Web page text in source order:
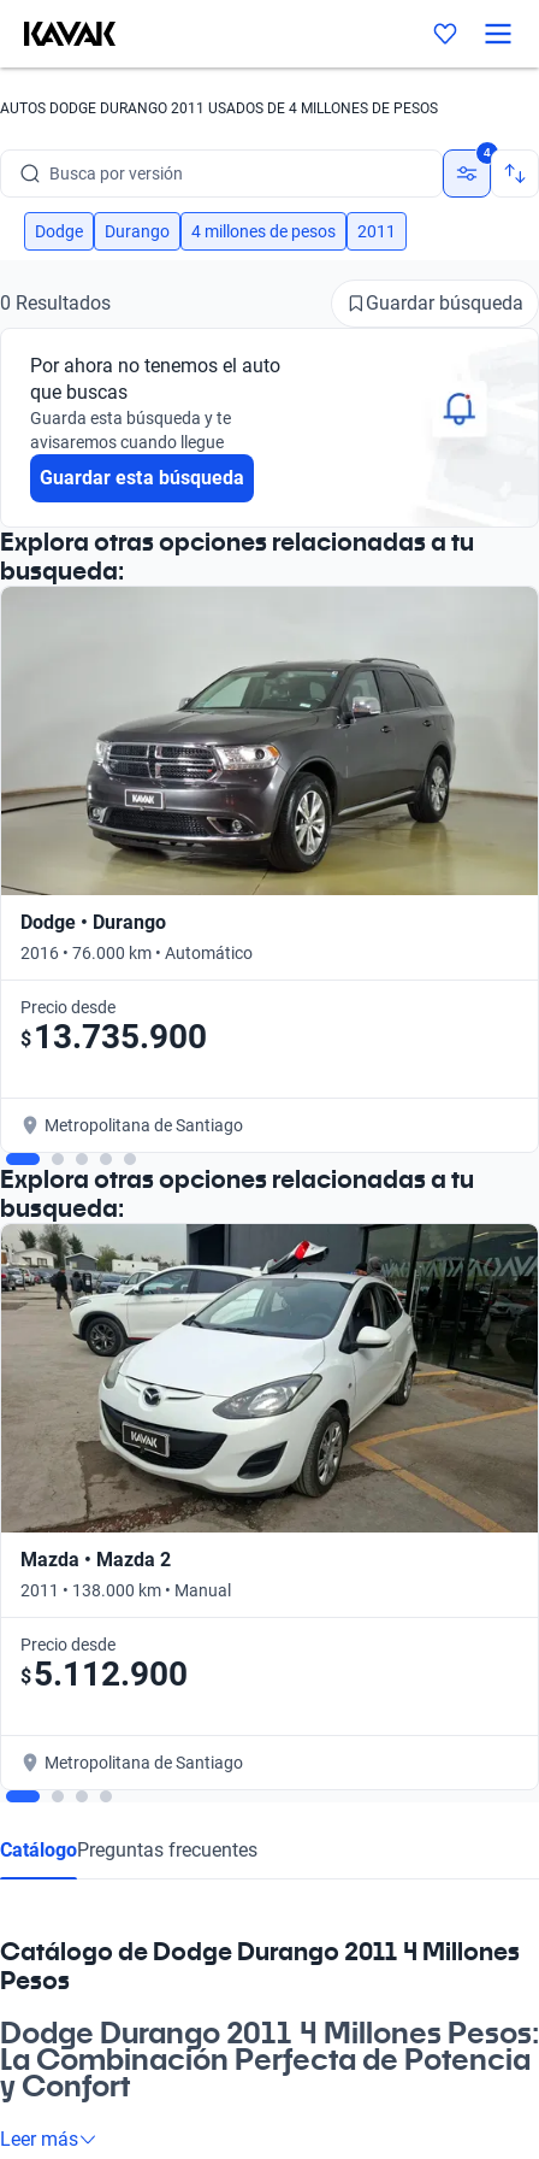
AUTOS DODGE DURANGO 2011 USADOS DE 4 MILLONES DE PESOS
Busca por marca
Busca por versión
Busca por año
Busca por modelo
Busca por versión
Busca por año
4
Dodge Durango 4 millones de pesos 2011
0 Resultados Guardar búsqueda
Por ahora no tenemos el auto
que buscas
Guarda esta búsqueda y te
avisaremos cuando llegue
Guardar esta búsqueda
Explora otras opciones relacionadas a tu
busqueda:
Dodge • Durango
2016 • 76.000 km • Automático
Precio desde
$ 13.735.900
Metropolitana de Santiago
Explora otras opciones relacionadas a tu
busqueda:
Mazda • Mazda 2
2011 • 138.000 km • Manual
Precio desde
$5.112.900
Metropolitana de Santiago
CatálogoPreguntas frecuentes
Catálogo de Dodge Durango 2011 4 Millones
Pesos
Dodge Durango 2011 4 Millones Pesos:
La Combinación Perfecta de Potencia
y Confort
Si buscas un auto que te haga sentir en la carretera como en
Leer más